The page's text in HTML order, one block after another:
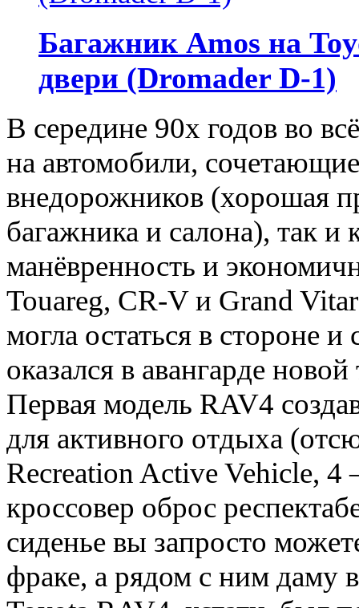
Багажник Amos на
двери (Dromader D-1)
В середине 90х годов во
на автомобили,
внедорожников (хорошая
багажника и салона), так
манёвренность и
Touareg, CR-V и Grand
могла остаться в стороне
оказался в авангарде
Первая модель RAV4
для активного отдыха
Recreation Active Vehicle,
кроссовер оброс
сиденье вы запросто
фраке, а рядом с ним даму